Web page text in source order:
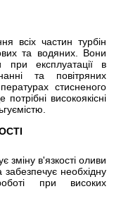
всіх частин турбін
та водяних. Вони
при експлуатації в
та повітряних
стисненого
високоякісні
зміну в'язкості оливи
необхідну
при високих